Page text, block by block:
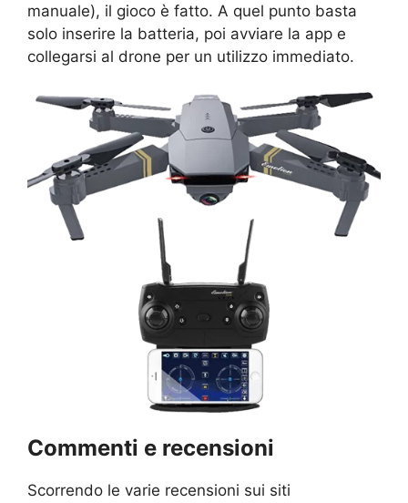
manuale), il gioco è fatto. A quel punto basta
solo inserire la batteria, poi avviare la app e
collegarsi al drone per un utilizzo immediato.
Commenti e recensioni
Scorrendo le varie recensioni sui siti